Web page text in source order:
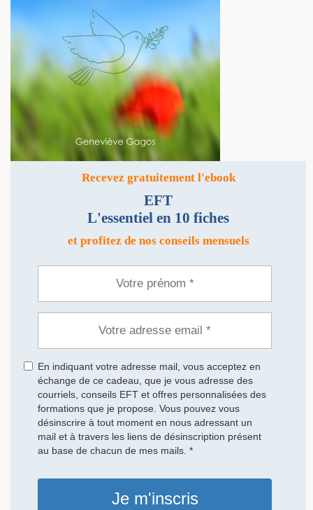
Recevez gratuitement l'ebook
EFT
L'essentiel en 10 fiches
et profitez de nos conseils mensuels
En indiquant votre adresse mail, vous acceptez en
échange de ce cadeau, que je vous adresse des
courriels, conseils EFT et offres personnalisées des
formations que je propose. Vous pouvez vous
désinscrire à tout moment en nous adressant un
mail et à travers les liens de désinscription présent
au base de chacun de mes mails. *
Je m'inscris